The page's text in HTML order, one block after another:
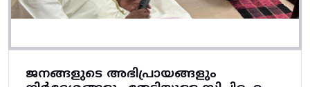
ജനങ്ങളുടെ അഭിപ്രായങ്ങളും